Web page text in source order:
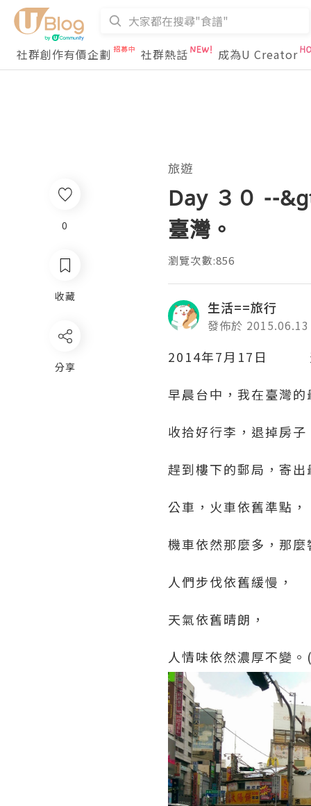
社群創作有價企劃 社群熱話 成為U Creator
0
收藏
分享
旅遊
Day ３０ --
臺灣。
瀏覽次數:856
生活==旅行
發佈於 2015.06.13
2014年7月17日
早晨台中，我在臺灣
收拾好行李，退掉房子
趕到樓下的郵局，寄
公車，火車依舊準點，
機車依然那麼多，那
人們步伐依舊緩慢，
天氣依舊晴朗，
人情味依然濃厚不變